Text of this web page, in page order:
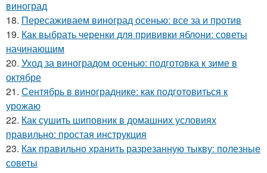
виноград
18. Пересаживаем виноград осенью: все за и против
19. Как выбрать черенки для прививки яблони: советы
начинающим
20. Уход за виноградом осенью: подготовка к зиме в
октябре
21. Сентябрь в винограднике: как подготовиться к
урожаю
22. Как сушить шиповник в домашних условиях
правильно: простая инструкция
23. Как правильно хранить разрезанную тыкву: полезные
советы